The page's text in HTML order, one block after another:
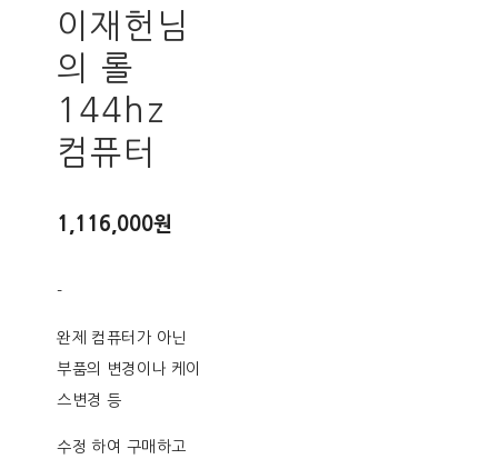
이재헌님
의 롤
144hz
컴퓨터
1,116,000원
-
완제 컴퓨터가 아닌
부품의 변경이나 케이
스변경 등
수정 하여 구매하고